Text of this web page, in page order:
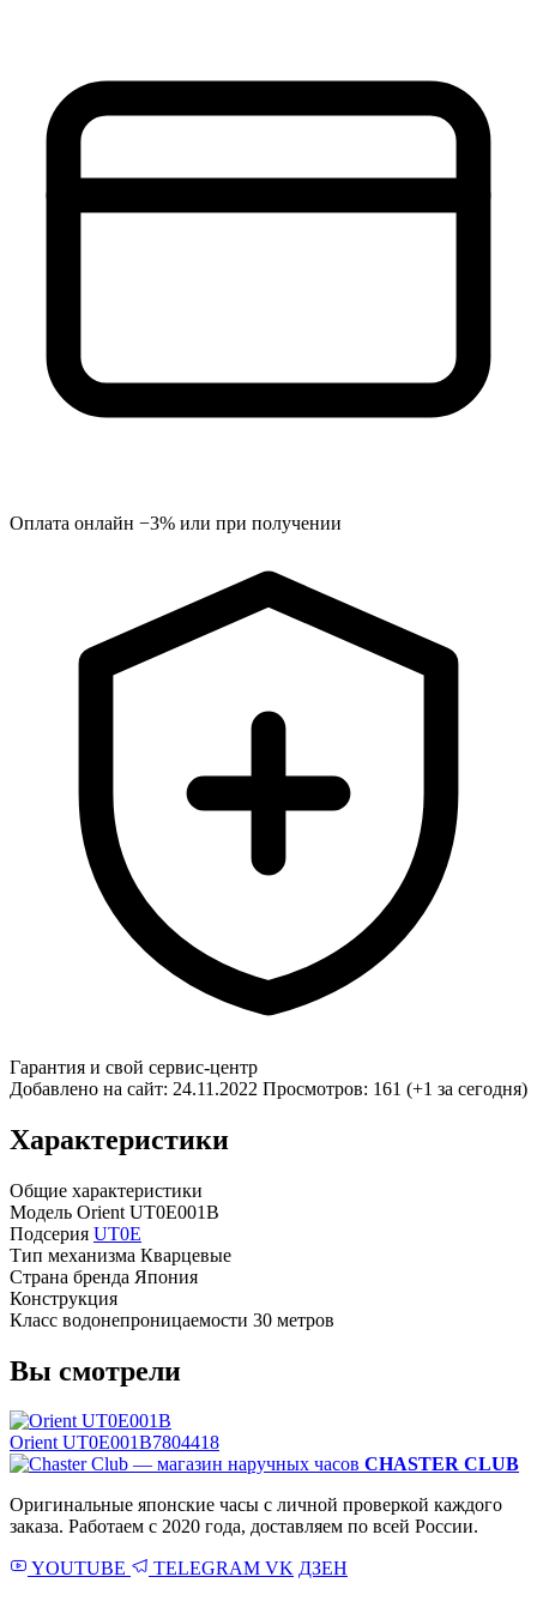
Оплата онлайн −3% или при получении
Гарантия и свой сервис-центр
Добавлено на сайт: 24.11.2022 Просмотров: 161 (+1 за сегодня)
Характеристики
Общие характеристики
Модель Orient UT0E001B
Подсерия UT0E
Тип механизма Кварцевые
Страна бренда Япония
Конструкция
Класс водонепроницаемости 30 метров
Вы смотрели
Orient UT0E001B7804418
CHASTER CLUB
Оригинальные японские часы с личной проверкой каждого
заказа. Работаем с 2020 года, доставляем по всей России.
YOUTUBE TELEGRAM VK ДЗЕН